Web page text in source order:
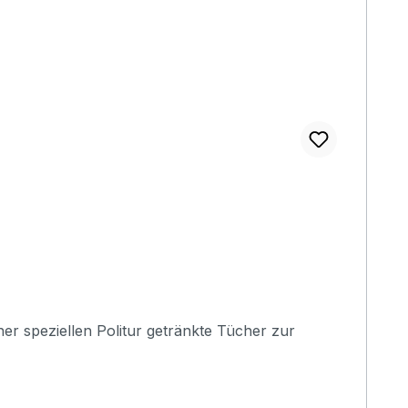
speziellen Politur getränkte Tücher zur